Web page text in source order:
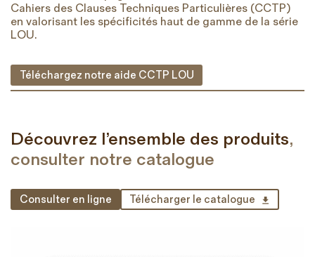
Cahiers des Clauses Techniques Particulières (CCTP)
en valorisant les spécificités haut de gamme de la série
LOU.
Téléchargez notre aide CCTP LOU
Découvrez l’ensemble des produits,
consulter notre catalogue
Consulter en ligne Télécharger le catalogue